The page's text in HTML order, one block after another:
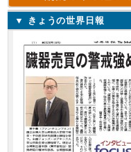
▼ きょうの世界日報